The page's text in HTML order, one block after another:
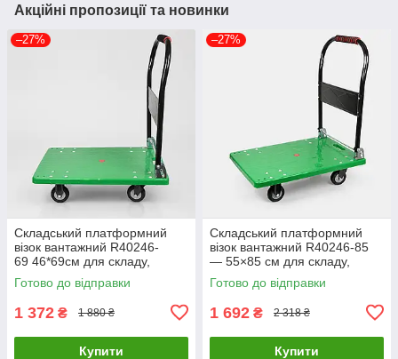
Акційні пропозиції та новинки
–27%
Складський платформний
візок вантажний R40246-
69 46*69см для складу,
магазину та офісу на колесах
Готово до відправки
1 372 ₴ 1 880 ₴
Купити
–27%
Складський платформний
візок вантажний R40246-85
— 55×85 см для складу,
магазину та офісу на колесах
Готово до відправки
1 692 ₴ 2 318 ₴
Купити